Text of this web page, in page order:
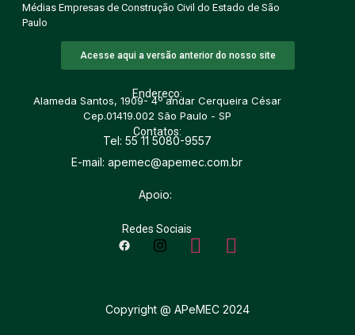
Médias Empresas de Construção Civil do Estado de São
Paulo
Acesse aqui a versão anterior do nosso site
Endereço:
Alameda Santos, 1909- 4º andar Cerqueira César
Cep.01419.002 São Paulo - SP
Contatos:
Tel: 55 11 5080-9557
E-mail: apemec@apemec.com.br
Apoio:
Redes Sociais
Copyright @ APeMEC 2024